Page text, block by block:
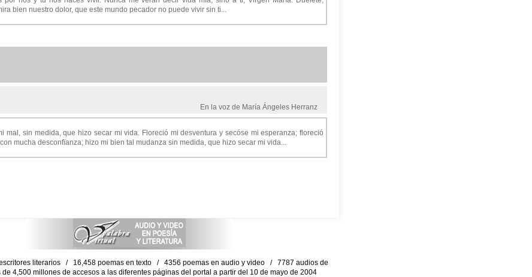
bien nuestro dolor, que este mundo pecador no puede vivir sin ti...
En la voz de María Ángeles Herranz
mal, sin medida, que hizo secar mi vida. Floreció mi desventura y secóse mi esperanza; floreció
mucha desconfïanza; hizo mi bien tal mudanza sin medida, que hizo secar mi vida...
literarios / 16,458 poemas en texto / 4356 poemas en audio y video / 7787 audios de
de 4,500 millones de accesos a las diferentes páginas del portal a partir del 10 de mayo de 2004